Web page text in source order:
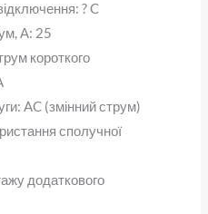
?C
А: 25
короткого
AC (змінний струм)
сполучної
додаткового